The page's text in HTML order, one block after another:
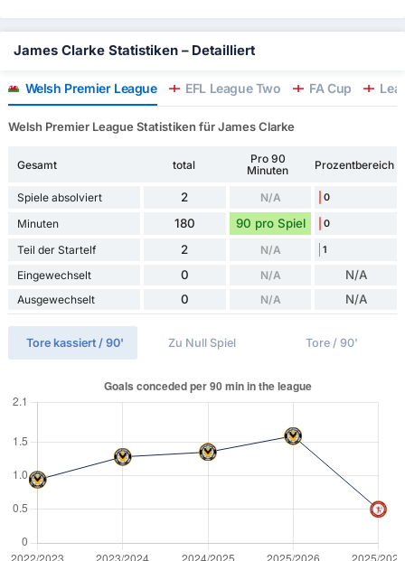
James Clarke Statistiken – Detailliert
Welsh Premier League EFL League Two FA Cup
Welsh Premier League Statistiken für James Clarke
Gesamt total
Pro 90
Minuten
Prozentbereich
Spiele absolviert 2 N/A 0
Minuten 180 90 pro Spiel 0
Teil der Startelf 2 N/A 1
Eingewechselt 0 N/A N/A
Ausgewechselt 0 N/A N/A
Tore kassiert / 90' Zu Null Spiel Tore / 90'